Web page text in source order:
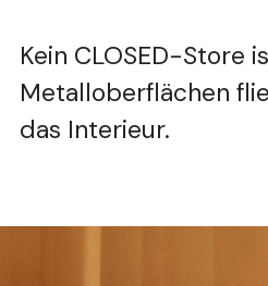
Kein CLOSED-Store
Metalloberflächen
das Interieur.